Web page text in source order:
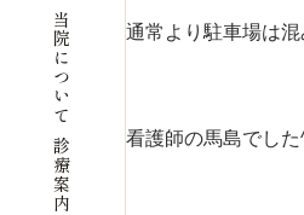
当院について
診療案内
通常より駐車場は
看護師の馬島でし